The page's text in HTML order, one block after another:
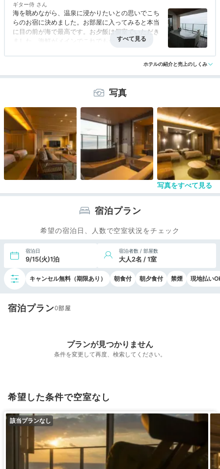
の会席
ギター侍
海を眺めながら、温泉に浸かりたいとの思いでこち
らのお宿に決めました。お部屋に入ってみると本当
に目の前が海で最高です。お夕飯は個室でいただき
ました。海鮮がメインでこれでもか！！というくら
きました。大浴場は利用しませんでしたが、展望大
浴場や、インフィニティの露天風呂があり、良いみ
ホテルの紹介と売上のしくみ
写真
写真をすべて見る
宿泊プラン
希望の宿泊日、人数で空室状況をチェック
宿泊日
9/15(火)1泊
宿泊者数 / 部屋数
大人2名 / 1室
キャンセル無料（期限あり） 朝食付 朝夕食付 禁煙 現地払い
宿泊プラン0
プランが見つかりません
条件を変更して再度、検索してください。
希望した条件で空室なし
該当プランなし